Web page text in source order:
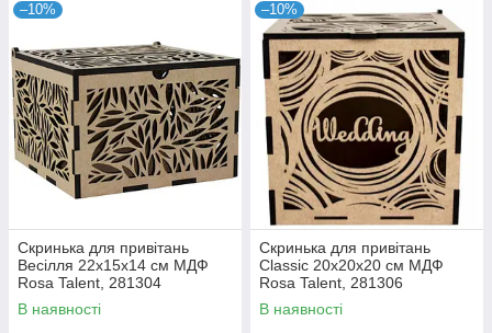
–10%
Скринька для привітань
Весілля 22х15х14 см МДФ
Rosa Talent, 281304
В наявності
–10%
Скринька для привітань
Classic 20х20х20 см МДФ
Rosa Talent, 281306
В наявності